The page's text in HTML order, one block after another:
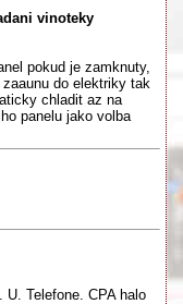
vinoteky
pokud je zamknuty,
do elektriky tak
chladit az na
panelu jako volba
Telefone. CPA halo